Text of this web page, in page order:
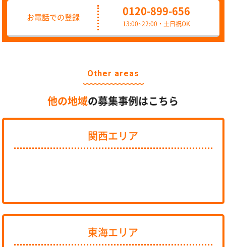
お電話での登録
0120-899-656
13:00~22:00・土日祝OK
Other areas
他の地域の募集事例はこちら
関西エリア
東海エリア